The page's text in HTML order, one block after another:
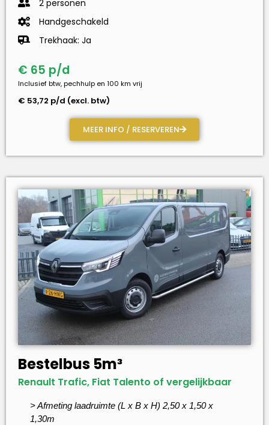
2 personen
Handgeschakeld
Trekhaak: Ja
€ 65 p/d
Inclusief btw, pechhulp en 100 km vrij
€ 53,72 p/d (excl. btw)
MEER INFO / RESERVEREN
Bestelbus 5m³
Renault Trafic, Fiat Talento of vergelijkbaar
> Afmeting laadruimte (L x B x H) 2,50 x 1,50 x
1,30m